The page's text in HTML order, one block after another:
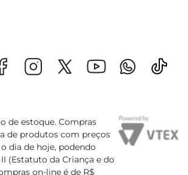
de estoque. Compras
de produtos com preços
dia de hoje, podendo
(Estatuto da Criança e do
on-line é de R$